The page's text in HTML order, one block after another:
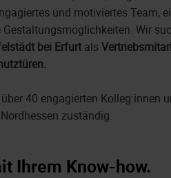
und motiviertes Team,
Wir
bei Erfurt als
40 engagierten Kolleg:innen
zuständig.
Ihrem Know-how.